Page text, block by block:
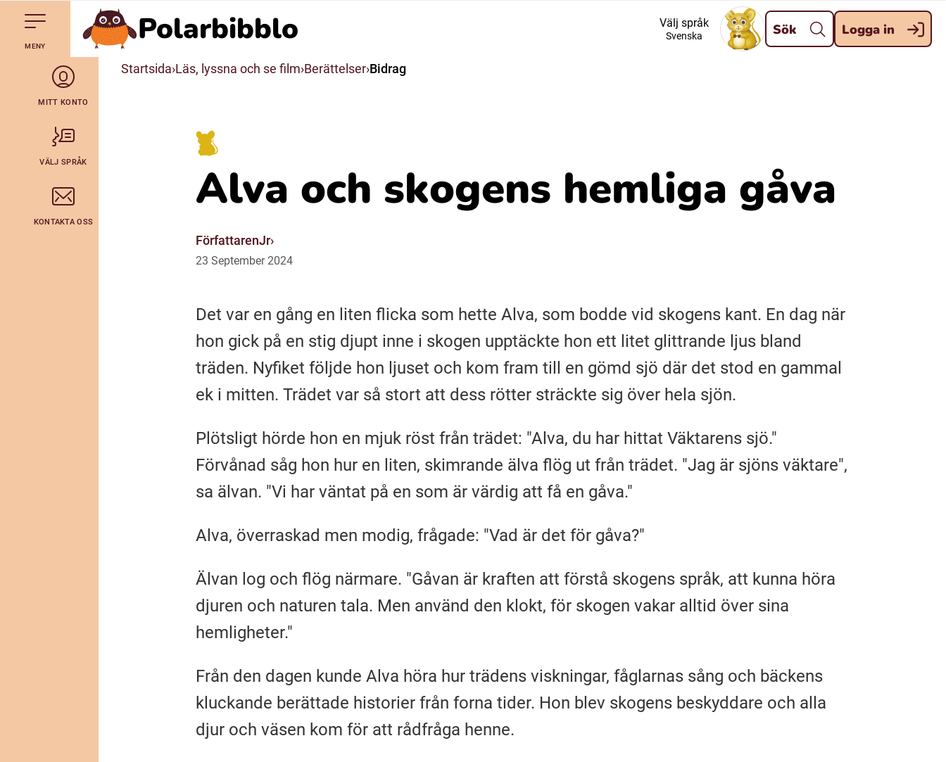
Till navigering av sidans innehåll
Hoppa till sidans huvudinnehåll Stäng
Bidumsámegiella (Pitesamiska)
Resanderomani (Romska) Kelderash (Romska)
Lovari (Romska)
MENY Gå till startsidanPolarbibblo Välj språk
Svenska Sök Logga in
MITT KONTO
VÄLJ SPRÅK
KONTAKTA OSS
Startsida Läs, lyssna och se film Berättelser Bidrag
Alva och skogens hemliga gåva
FörfattarenJr
23 September 2024
Det var en gång en liten flicka som hette Alva, som bodde vid skogens kant. En dag när
hon gick på en stig djupt inne i skogen upptäckte hon ett litet glittrande ljus bland
träden. Nyfiket följde hon ljuset och kom fram till en gömd sjö där det stod en gammal
ek i mitten. Trädet var så stort att dess rötter sträckte sig över hela sjön.
Plötsligt hörde hon en mjuk röst från trädet: "Alva, du har hittat Väktarens sjö."
Förvånad såg hon hur en liten, skimrande älva flög ut från trädet. "Jag är sjöns väktare",
sa älvan. "Vi har väntat på en som är värdig att få en gåva."
Alva, överraskad men modig, frågade: "Vad är det för gåva?"
Älvan log och flög närmare. "Gåvan är kraften att förstå skogens språk, att kunna höra
djuren och naturen tala. Men använd den klokt, för skogen vakar alltid över sina
hemligheter."
Från den dagen kunde Alva höra hur trädens viskningar, fåglarnas sång och bäckens
kluckande berättade historier från forna tider. Hon blev skogens beskyddare och alla
djur och väsen kom för att rådfråga henne.